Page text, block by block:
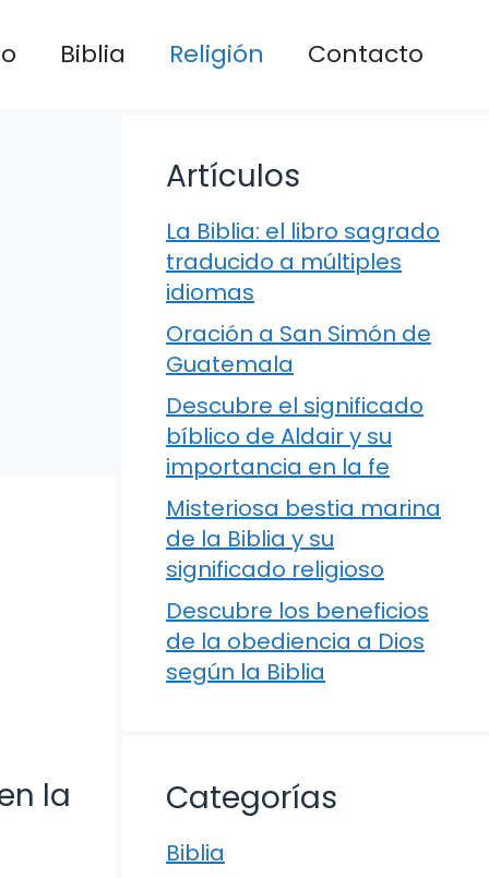
Biblia Religión Contacto
la
Artículos
La Biblia: el libro sagrado
traducido a múltiples
idiomas
Oración a San Simón de
Guatemala
Descubre el significado
bíblico de Aldair y su
importancia en la fe
Misteriosa bestia marina
de la Biblia y su
significado religioso
Descubre los beneficios
de la obediencia a Dios
según la Biblia
Categorías
Biblia